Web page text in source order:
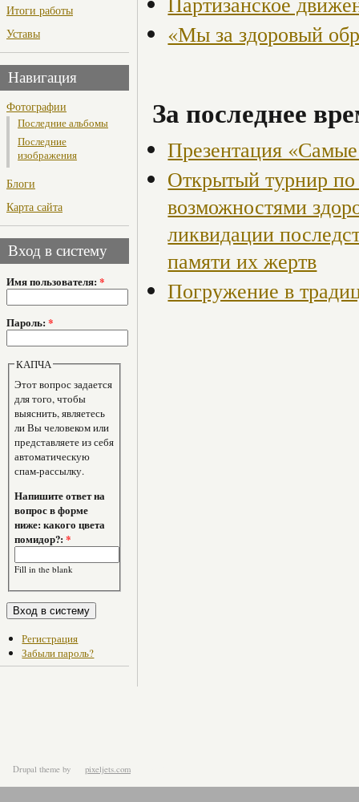
Итоги работы
Уставы
Навигация
Фотографии
Последние альбомы
Последние
изображения
Блоги
Карта сайта
Вход в систему
Имя пользователя: *
Пароль: *
КАПЧА
Этот вопрос задается
для того, чтобы
выяснить, являетесь
ли Вы человеком или
представляете из себя
автоматическую
спам-рассылку.
Напишите ответ на
вопрос в форме
ниже: какого цвета
помидор?:*
Fill in the blank
Регистрация
Забыли пароль?
«Мы за здоровый
За последнее
Презентация
Открытый турнир
возможностями
ликвидации
памяти их жертв
Погружение в
Drupal theme by pixeljets.com